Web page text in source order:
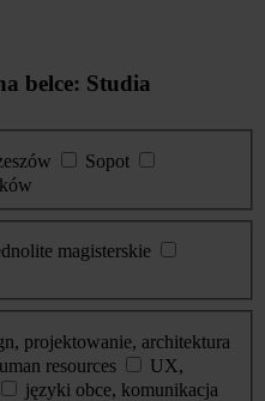
belce: Studia
Sopot
magisterskie
projektowanie, architektura
resources
UX,
języki obce, komunikacja